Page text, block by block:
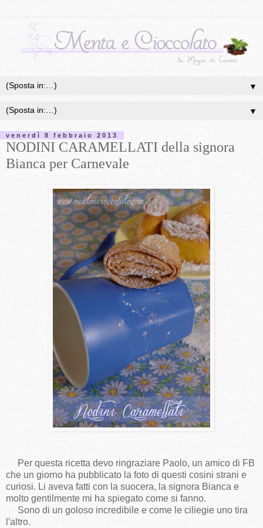
▼
▼
venerdì 8 febbraio 2013
NODINI CARAMELLATI della signora
Bianca per Carnevale
Per questa ricetta devo ringraziare Paolo, un amico di FB
che un giorno ha pubblicato la foto di questi cosini strani e
curiosi. Li aveva fatti con la suocera, la signora Bianca e
molto gentilmente mi ha spiegato come si fanno.
Sono di un goloso incredibile e come le ciliegie uno tira
l'altro.